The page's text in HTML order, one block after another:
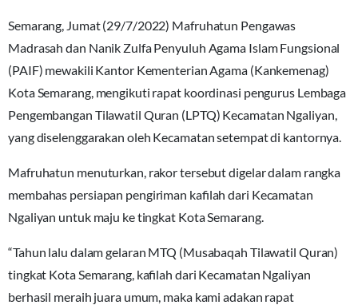
Semarang, Jumat (29/7/2022) Mafruhatun Pengawas
Madrasah dan Nanik Zulfa Penyuluh Agama Islam Fungsional
(PAIF) mewakili Kantor Kementerian Agama (Kankemenag)
Kota Semarang, mengikuti rapat koordinasi pengurus Lembaga
Pengembangan Tilawatil Quran (LPTQ) Kecamatan Ngaliyan,
yang diselenggarakan oleh Kecamatan setempat di kantornya.
Mafruhatun menuturkan, rakor tersebut digelar dalam rangka
membahas persiapan pengiriman kafilah dari Kecamatan
Ngaliyan untuk maju ke tingkat Kota Semarang.
“Tahun lalu dalam gelaran MTQ (Musabaqah Tilawatil Quran)
tingkat Kota Semarang, kafilah dari Kecamatan Ngaliyan
berhasil meraih juara umum, maka kami adakan rapat